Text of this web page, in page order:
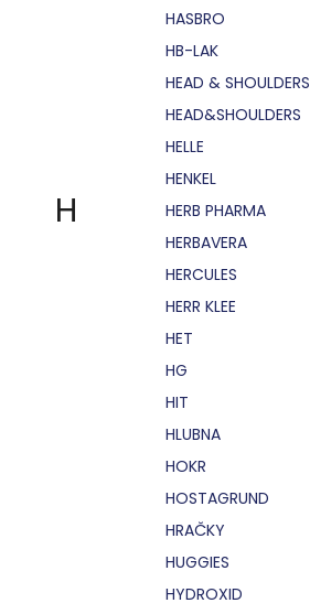
H
HASBRO
HB-LAK
HEAD & SHOULDERS
HEAD&SHOULDERS
HELLE
HENKEL
HERB PHARMA
HERBAVERA
HERCULES
HERR KLEE
HET
HG
HIT
HLUBNA
HOKR
HOSTAGRUND
HRAČKY
HUGGIES
HYDROXID